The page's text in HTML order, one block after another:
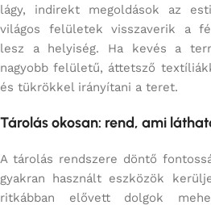
lágy, indirekt megoldások az
világos felületek visszaverik a
lesz a helyiség. Ha kevés a
nagyobb felületű, áttetsző
és tükrökkel irányítani a teret.
Tárolás okosan: rend, ami
A tárolás rendszere döntő
gyakran használt eszközök
ritkábban elővett dolgok